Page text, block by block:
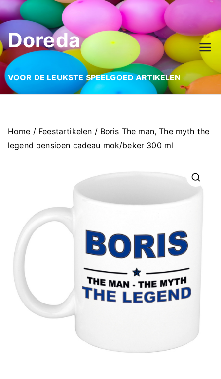
Ga
naar
de
inhoud
Doreda
VOOR DE LEUKSTE SPEELGOED ARTIKELEN
Home / Feestartikelen / Boris The man, The myth the
legend pensioen cadeau mok/beker 300 ml